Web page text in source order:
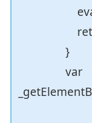
return
}
var